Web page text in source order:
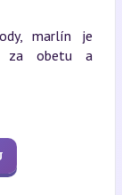
marlín je
za obetu a